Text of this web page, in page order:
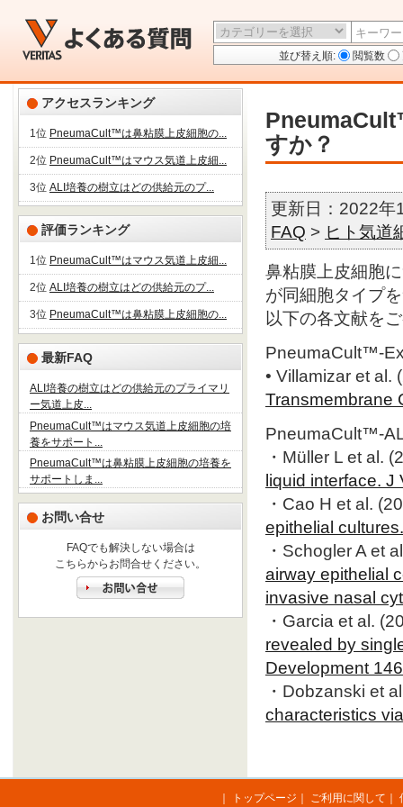
並び替え順: 閲覧数
アクセスランキング
1位 PneumaCult™は鼻粘膜上皮細胞の...
2位 PneumaCult™はマウス気道上皮細...
3位 ALI培養の樹立はどの供給元のプ...
評価ランキング
1位 PneumaCult™はマウス気道上皮細...
2位 ALI培養の樹立はどの供給元のプ...
3位 PneumaCult™は鼻粘膜上皮細胞の...
最新FAQ
ALI培養の樹立はどの供給元のプライマリ
ー気道上皮...
PneumaCult™はマウス気道上皮細胞の培
養をサポート...
PneumaCult™は鼻粘膜上皮細胞の培養を
サポートしま...
お問い合せ
FAQでも解決しない場合は
こちらからお問合せください。
すか？
更新日：2022
FAQ > ヒト気道
鼻粘膜上皮細胞
が同細胞タイプ
以下の各文献を
PneumaCult™-
• Villamizar et al.
Transmembrane
PneumaCult™-
・Müller L et al.
liquid interface.
・Cao H et al.
epithelial
・Schogler A et
airway epithelial
invasive nasal
・Garcia et al.
revealed by
Development
・Dobzanski et
characteristics
トップページ ご利用に関して